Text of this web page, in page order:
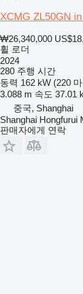
XCMG ZL50GN
₩26,340,000
휠 로더
2024
280 주행 시간
동력 162 kW (220
3.088 m 속도 37.01
중국, Shanghai
Shanghai Hongfurui
판매자에게 연락